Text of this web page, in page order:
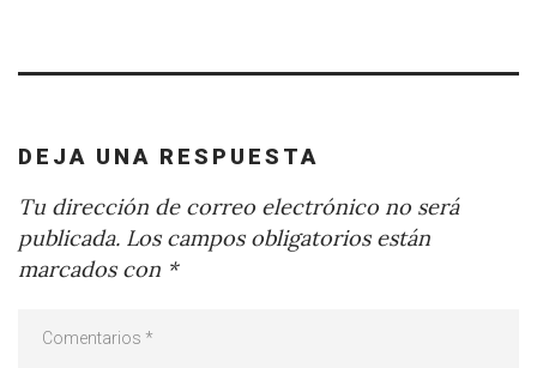
DEJA UNA RESPUESTA
Tu dirección de correo electrónico no será
publicada. Los campos obligatorios están
marcados con *